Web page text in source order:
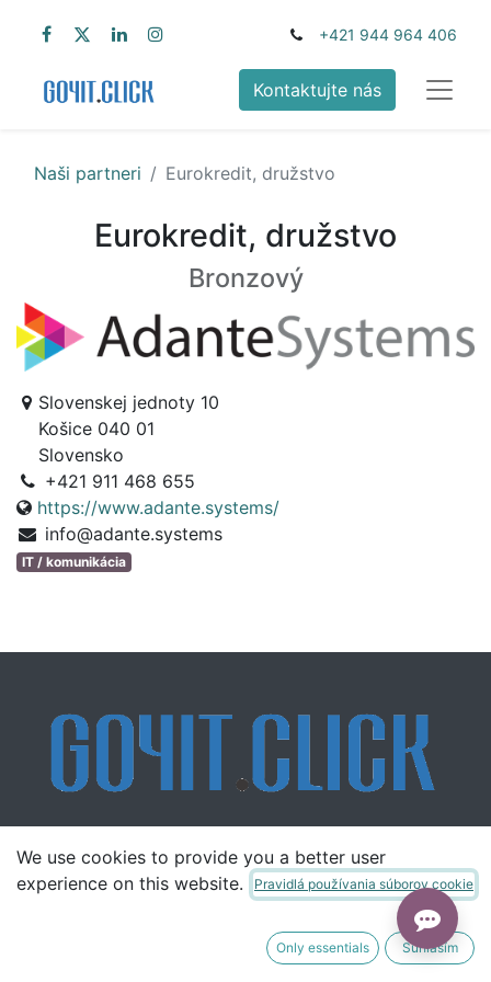
+421 944 964 406
Kontaktujte nás
Naši partneri Eurokredit, družstvo
Eurokredit, družstvo
Bronzový
Slovenskej jednoty 10
Košice 040 01
Slovensko
+421 911 468 655
https://www.adante.systems/
info@adante.systems
IT / komunikácia
Domov O nás Helpdesk SSH Kľúč
We use cookies to provide you a better user
experience on this website.
Pravidlá používania súborov cookie
Only essentials Súhlasím